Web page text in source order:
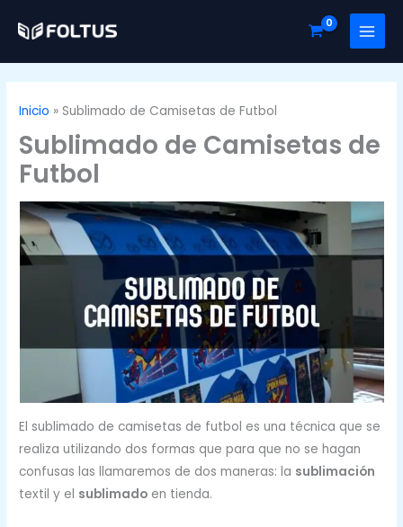
Inicio Sublimado de Camisetas de Futbol
Sublimado de Camisetas de
Futbol
El sublimado de camisetas de futbol es una técnica que se
realiza utilizando dos formas que para que no se hagan
confusas las llamaremos de dos maneras: la sublimación
textil y el sublimado en tienda.